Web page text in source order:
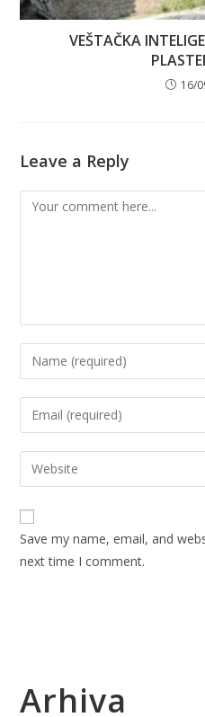
VEŠTAČKA
16/
Leave a Reply
Comment
Enter
your
name
to
comment
Enter
your
email
address
comment
Enter
your
website
URL
(optional)
Save my name, email, and
next time I comment.
Arhiva